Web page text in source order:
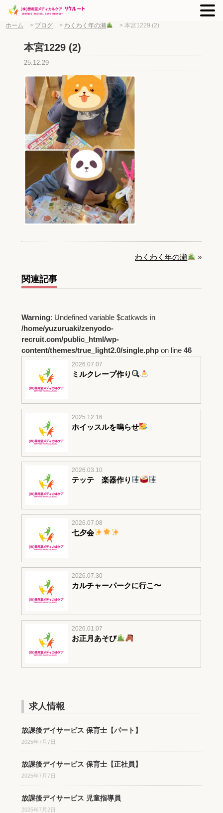
ホーム > ブログ >わくわく年の瀬 > 本宮1229 (2)
本宮1229 (2)
25.12.29
わくわく年の瀬 »
関連記事
Warning: Undefined variable $catkwds in
/home/yuzuruaki/zenyodo-
recruit.com/public_html/wp-
content/themes/true_light2.0/single.phpon line 46
2026.07.07
ミルクレープ作り
2025.12.16
ホイッスルを鳴らせ
2026.03.10
テッテ 楽器作り
2026.07.08
七夕会
2026.07.30
カルチャーパークに行こ〜
2026.01.07
お正月あそび
求人情報
放課後デイサービス 保育士【パート】
2025年7月7日
放課後デイサービス 保育士【正社員】
2025年7月7日
放課後デイサービス 児童指導員
2025年7月2日